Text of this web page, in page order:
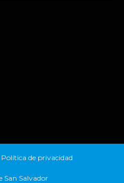
Política de privacidad
San Salvador